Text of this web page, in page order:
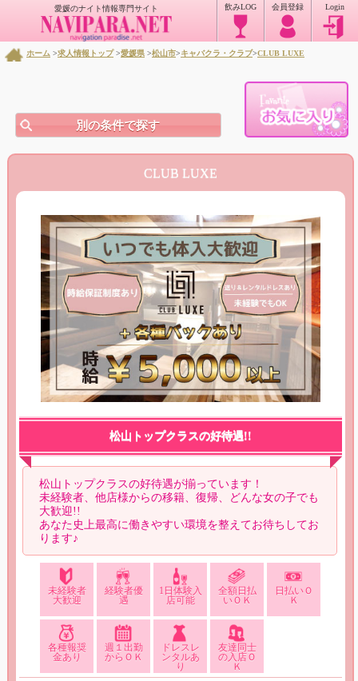
Login
会員登録
飲みLOG
愛媛のナイト情報専門サイト
ホーム >求人情報トップ>愛媛県 >松山市>キャバクラ・クラブ>CLUB LUXE
別の条件で探す
CLUB LUXE
松山トップクラスの好待遇!!
松山トップクラスの好待遇が揃っています！
未経験者、他店様からの移籍、復帰、どんな女の子でも
大歓迎!!
あなた史上最高に働きやすい環境を整えてお待ちしてお
ります♪
未経験者
大歓迎
経験者優
遇
1日体験入
店可能
全額日払
いＯＫ
日払いＯ
Ｋ
各種報奨
金あり
週１出勤
からＯＫ
ドレスレ
ンタルあ
り
友達同士
の入店Ｏ
Ｋ